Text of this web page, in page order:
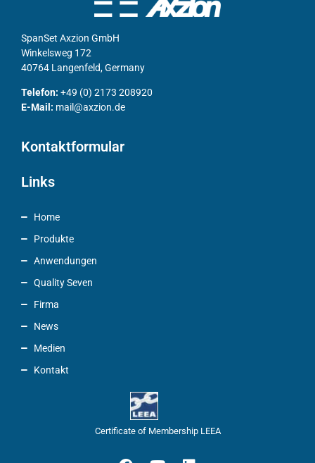
SpanSet Axzion GmbH
Winkelsweg 172
40764 Langenfeld, Germany
Telefon: +49 (0) 2173 208920
E-Mail: mail@axzion.de
Kontaktformular
Links
Home
Produkte
Anwendungen
Quality Seven
Firma
News
Medien
Kontakt
Certificate of Membership LEEA